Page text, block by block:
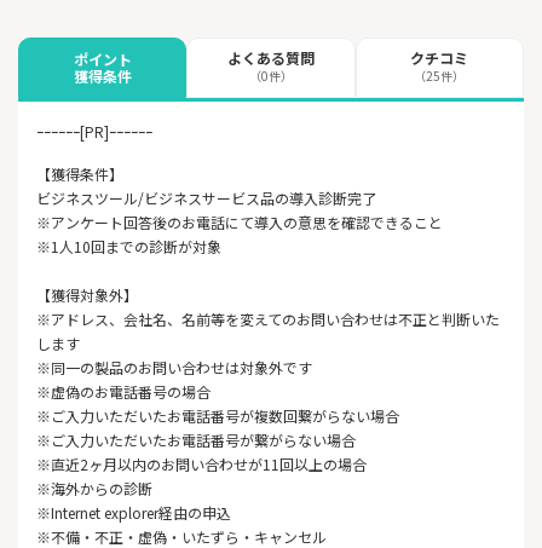
ポイント
獲得条件
よくある質問
（0件）
クチコミ
（25件）
ｰｰｰｰｰｰ[PR]ｰｰｰｰｰｰ
【獲得条件】
ビジネスツール/ビジネスサービス品の導入診断完了
※アンケート回答後のお電話にて導入の意思を確認できること
※1人10回までの診断が対象
【獲得対象外】
※アドレス、会社名、名前等を変えてのお問い合わせは不正と判断いた
します
※同一の製品のお問い合わせは対象外です
※虚偽のお電話番号の場合
※ご入力いただいたお電話番号が複数回繋がらない場合
※ご入力いただいたお電話番号が繋がらない場合
※直近2ヶ月以内のお問い合わせが11回以上の場合
※海外からの診断
※Internet explorer経由の申込
※不備・不正・虚偽・いたずら・キャンセル